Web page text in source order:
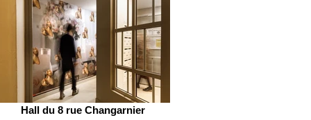
Hall du 8 rue Changarnier